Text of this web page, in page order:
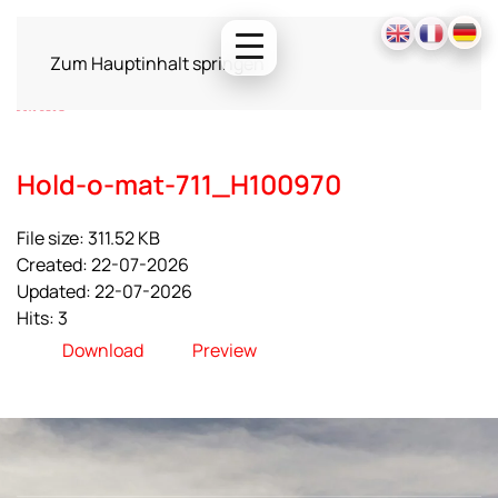
Zum Hauptinhalt springen
Hold-o-mat-711_H100970
File size: 311.52 KB
Created: 22-07-2026
Updated: 22-07-2026
Hits: 3
Download
Preview